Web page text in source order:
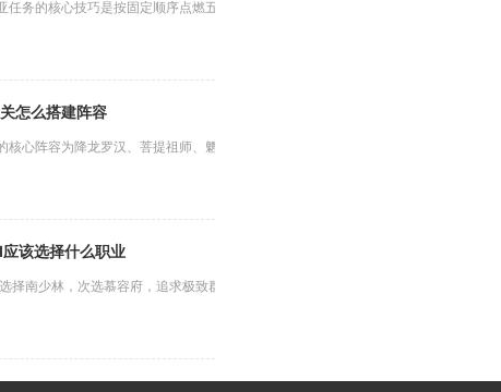
任务的核心技巧是按固定顺序点燃五大据点焚...
怎么搭建阵容
核心阵容为降龙罗汉、菩提祖师、魍魉，这套...
该选择什么职业
择南少林，次选慕容府，追求极致群怪效率...